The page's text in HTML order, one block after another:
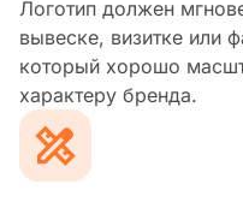
Логотип должен
вывеске, визитке или
который хорошо
характеру бренда.